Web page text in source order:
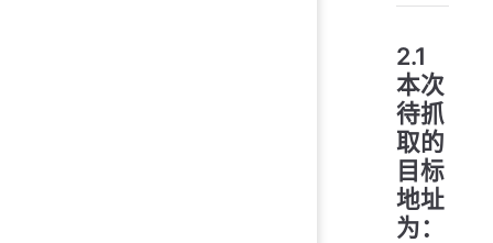
2.1
本次
待抓
取的
目标
地址
为：